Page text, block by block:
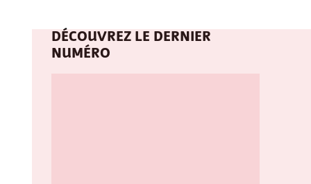
DÉCOUVREZ LE DERNIER
NUMÉRO